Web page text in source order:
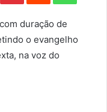
duração de
o evangelho
na voz do